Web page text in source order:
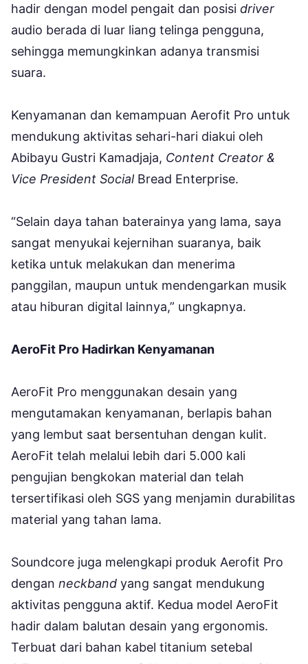
hadir dengan model pengait dan posisi driver
audio berada di luar liang telinga pengguna,
sehingga memungkinkan adanya transmisi
suara.
Kenyamanan dan kemampuan Aerofit Pro untuk
mendukung aktivitas sehari-hari diakui oleh
Abibayu Gustri Kamadjaja, Content Creator &
Vice President SocialBread Enterprise.
“Selain daya tahan baterainya yang lama, saya
sangat menyukai kejernihan suaranya, baik
ketika untuk melakukan dan menerima
panggilan, maupun untuk mendengarkan musik
atau hiburan digital lainnya,” ungkapnya.
AeroFit Pro Hadirkan Kenyamanan
AeroFit Pro menggunakan desain yang
mengutamakan kenyamanan, berlapis bahan
yang lembut saat bersentuhan dengan kulit.
AeroFit telah melalui lebih dari 5.000 kali
pengujian bengkokan material dan telah
tersertifikasi oleh SGS yang menjamin durabilitas
material yang tahan lama.
Soundcore juga melengkapi produk Aerofit Pro
dengan neckband yang sangat mendukung
aktivitas pengguna aktif. Kedua model AeroFit
hadir dalam balutan desain yang ergonomis.
Terbuat dari bahan kabel titanium setebal